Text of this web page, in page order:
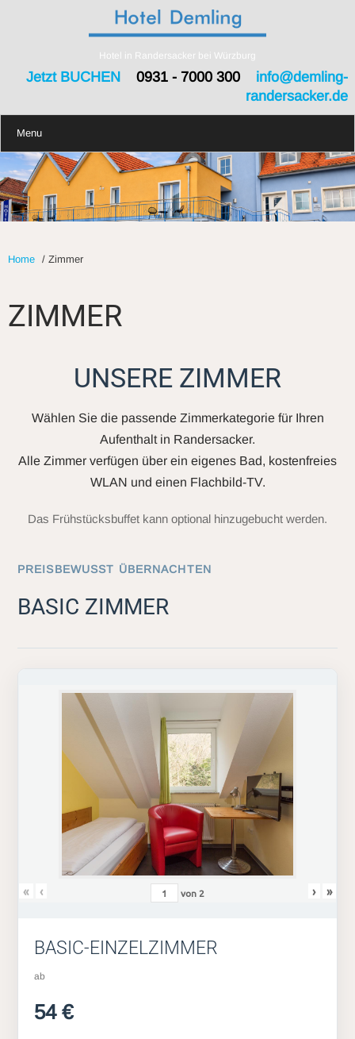
Hotel in Randersacker bei Würzburg
Jetzt BUCHEN0931 - 7000 300 info@demling-
randersacker.de
Menu
Home / Zimmer
ZIMMER
UNSERE ZIMMER
Wählen Sie die passende Zimmerkategorie für Ihren
Aufenthalt in Randersacker.
Alle Zimmer verfügen über ein eigenes Bad, kostenfreies
WLAN und einen Flachbild-TV.
Das Frühstücksbuffet kann optional hinzugebucht werden.
PREISBEWUSST ÜBERNACHTEN
BASIC ZIMMER
« ‹ von 2 › »
BASIC-EINZELZIMMER
ab
54 €